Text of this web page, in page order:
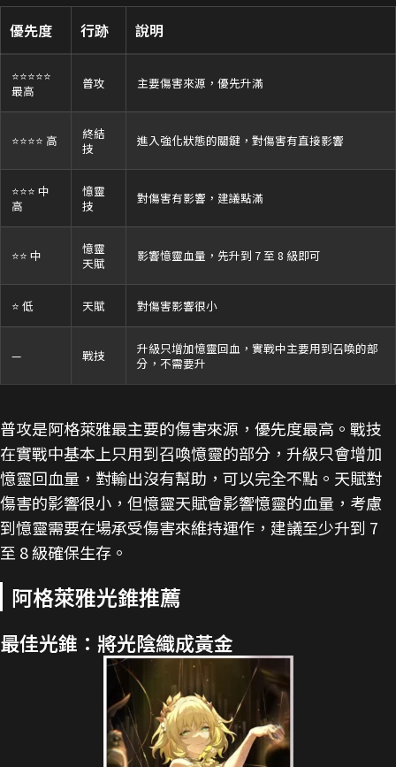
優先度 行跡 說明
⭐⭐⭐⭐⭐
最高
普攻 主要傷害來源，優先升滿
⭐⭐⭐⭐ 高
終結
技
進入強化狀態的關鍵，對傷害有直接影響
⭐⭐⭐ 中
高
憶靈
技
對傷害有影響，建議點滿
⭐⭐ 中
憶靈
天賦
影響憶靈血量，先升到 7 至 8 級即可
⭐ 低 天賦 對傷害影響很小
— 戰技
升級只增加憶靈回血，實戰中主要用到召喚的部
分，不需要升
普攻是阿格萊雅最主要的傷害來源，優先度最高。戰技
在實戰中基本上只用到召喚憶靈的部分，升級只會增加
憶靈回血量，對輸出沒有幫助，可以完全不點。天賦對
傷害的影響很小，但憶靈天賦會影響憶靈的血量，考慮
到憶靈需要在場承受傷害來維持運作，建議至少升到 7
至 8 級確保生存。
阿格萊雅光錐推薦
最佳光錐：將光陰織成黃金